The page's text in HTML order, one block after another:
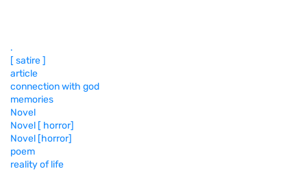
.
[ satire ]
article
connection with god
memories
Novel
Novel [ horror]
Novel [horror]
poem
reality of life